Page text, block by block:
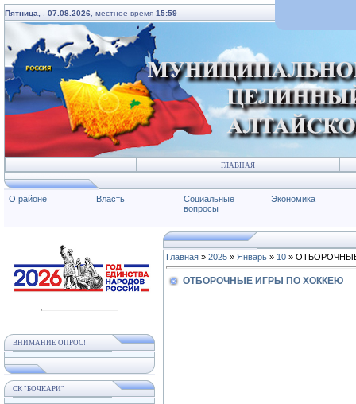
Пятница, 07.08.2026 , местное время 15:59
ГЛАВНАЯ
О районе Власть
Социальные
вопросы
Экономика
ВНИМАНИЕ ОПРОС!
СК "БОЧКАРИ"
Главная » 2025 » Январь » 10 »
ОТБОРОЧНЫЕ ИГРЫ ПО ХОККЕЮ